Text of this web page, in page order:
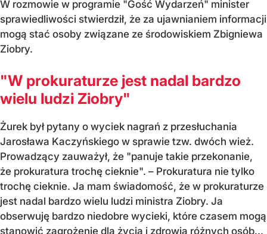
W rozmowie w programie "Gość Wydarzeń" minister
sprawiedliwości stwierdził, że za ujawnianiem informacji
mogą stać osoby związane ze środowiskiem Zbigniewa
Ziobry.
"W prokuraturze jest nadal bardzo
wielu ludzi Ziobry"
Żurek był pytany o wyciek nagrań z przesłuchania
Jarosława Kaczyńskiego w sprawie tzw. dwóch wież.
Prowadzący zauważył, że "panuje takie przekonanie,
że prokuratura trochę cieknie". – Prokuratura nie tylko
trochę cieknie. Ja mam świadomość, że w prokuraturze
jest nadal bardzo wielu ludzi ministra Ziobry. Ja
obserwuję bardzo niedobre wycieki, które czasem mogą
stanowić zagrożenie dla życia i zdrowia różnych osób...